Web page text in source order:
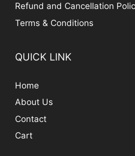
Refund and Cancellation
Terms & Conditions
QUICK LINK
Home
About Us
Contact
Cart